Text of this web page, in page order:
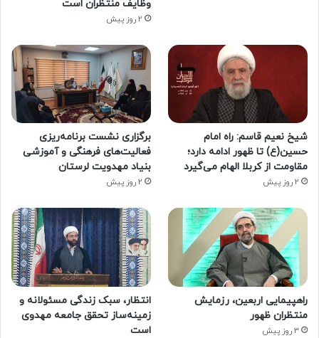
وظایف منتظران است
2 روز پیش
شیخ نعیم قاسم: راه امام
حسین(ع) تا ظهور ادامه دارد؛
مقاومت از کربلا الهام می‌گیرد
2 روز پیش
برگزاری نشست برنامه‌ریزی
فعالیت‌های فرهنگی و آموزشی
بنیاد مهدویت لرستان
2 روز پیش
راهپیمایی اربعین، رزمایش
منتظران ظهور
3 روز پیش
انتظار، سبک زندگی مسئولانه و
زمینه‌ساز تحقق جامعه مهدوی
است